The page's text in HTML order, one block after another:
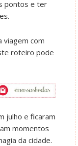
pontos e ter
viagem com
roteiro pode
julho e ficaram
momentos
da cidade.